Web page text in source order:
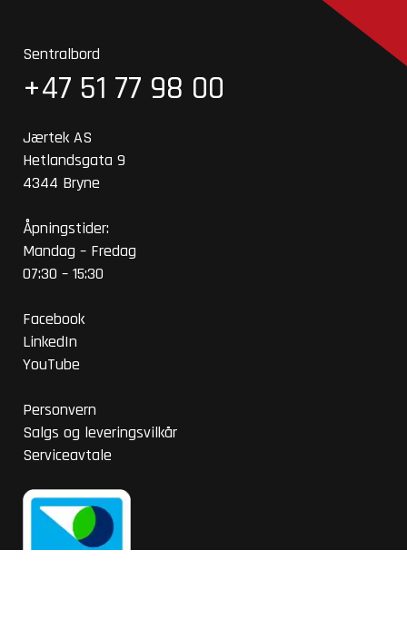
Sentralbord
+47 51 77 98 00
Jærtek AS
Hetlandsgata 9
4344 Bryne
Åpningstider:
Mandag – Fredag
07:30 – 15:30
Facebook
LinkedIn
YouTube
Personvern
Salgs og leveringsvilkår
Serviceavtale